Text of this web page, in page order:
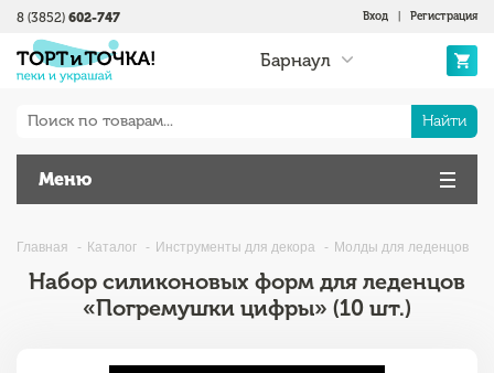
Вход Регистрация
Барнаул
8 (3852) 602-747
Найти
Меню
Главная Каталог Инструменты для декора Молды для леденцов
Набор силиконовых форм для леденцов
«Погремушки цифры» (10 шт.)